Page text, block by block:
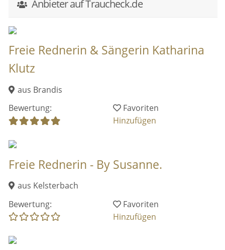
Anbieter auf Traucheck.de
Freie Rednerin & Sängerin Katharina
Klutz
aus Brandis
Bewertung:
Favoriten
Hinzufügen
Freie Rednerin - By Susanne.
aus Kelsterbach
Bewertung:
Favoriten
Hinzufügen